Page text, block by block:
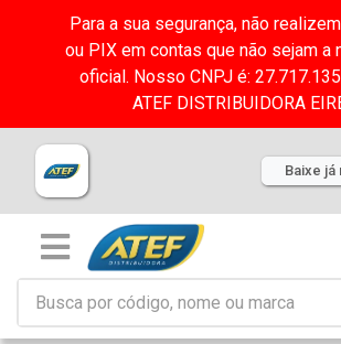
Para a sua segurança, não
ou PIX em contas que não sejam a
oficial. Nosso CNPJ é:
ATEF DISTRIBUIDORA
Baixe já